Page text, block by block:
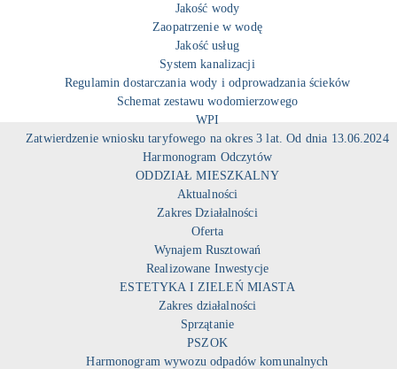
Jakość wody
Zaopatrzenie w wodę
Jakość usług
System kanalizacji
Regulamin dostarczania wody i odprowadzania ścieków
Schemat zestawu wodomierzowego
WPI
Zatwierdzenie wniosku taryfowego na okres 3 lat. Od dnia 13.06.2024
Harmonogram Odczytów
ODDZIAŁ MIESZKALNY
Aktualności
Zakres Działalności
Oferta
Wynajem Rusztowań
Realizowane Inwestycje
ESTETYKA I ZIELEŃ MIASTA
Zakres działalności
Sprzątanie
PSZOK
Harmonogram wywozu odpadów komunalnych